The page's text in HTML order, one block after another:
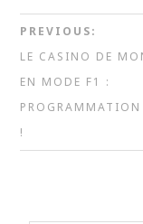
PREVIOUS:
LE CASINO DE
EN MODE F1 :
!